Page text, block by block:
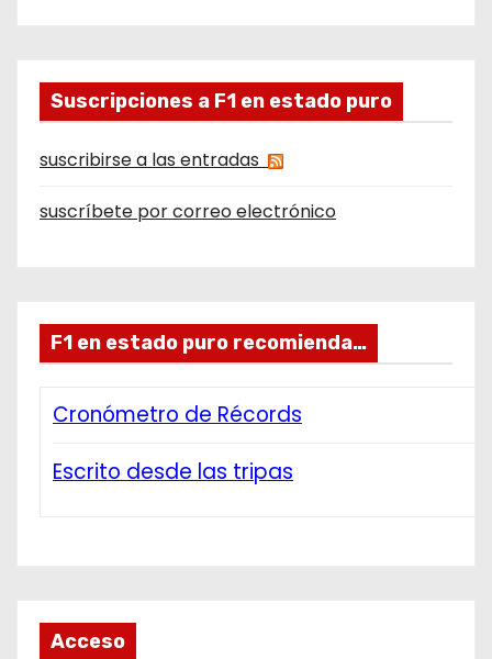
Suscripciones a F1 en estado puro
suscribirse a las entradas
suscríbete por correo electrónico
F1 en estado puro recomienda…
Cronómetro de Récords
Escrito desde las tripas
Acceso